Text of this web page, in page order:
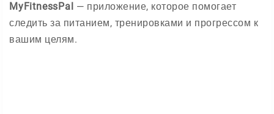
MyFitnessPal — приложение, которое помогает
следить за питанием, тренировками и прогрессом к
вашим целям.